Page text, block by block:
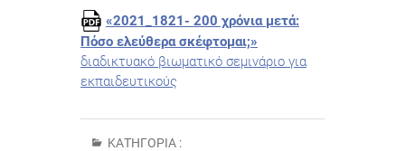
«2021_1821- 200 χρόνια μετά:
Πόσο ελεύθερα σκέφτομαι;»
διαδικτυακό βιωματικό σεμινάριο για
εκπαιδευτικούς
ΚΑΤΗΓΟΡΊΑ :